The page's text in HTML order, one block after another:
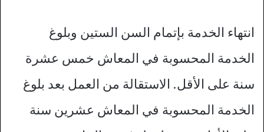
انتهاء الخدمة بإتمام السن الستين وبلوغ
الخدمة المحسوبة في المعاش خمس عشرة
سنة على الأقل. الاستقالة من العمل بعد بلوغ
الخدمة المحسوبة في المعاش عشرين سنة